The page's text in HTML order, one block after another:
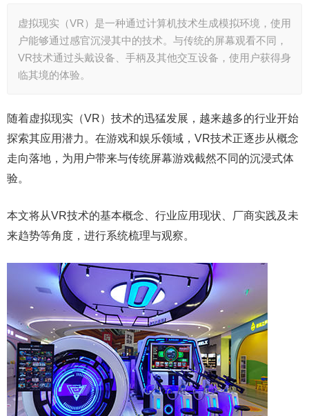
虚拟现实（VR）是一种通过计算机技术生成模拟环境，使用
户能够通过感官沉浸其中的技术。与传统的屏幕观看不同，
VR技术通过头戴设备、手柄及其他交互设备，使用户获得身
临其境的体验。
随着虚拟现实（VR）技术的迅猛发展，越来越多的行业开始
探索其应用潜力。在游戏和娱乐领域，VR技术正逐步从概念
走向落地，为用户带来与传统屏幕游戏截然不同的沉浸式体
验。
本文将从VR技术的基本概念、行业应用现状、厂商实践及未
来趋势等角度，进行系统梳理与观察。